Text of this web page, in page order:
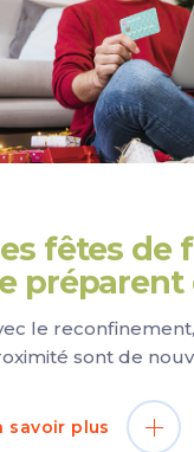
fêtes de
préparent
le
sont de
savoir plus